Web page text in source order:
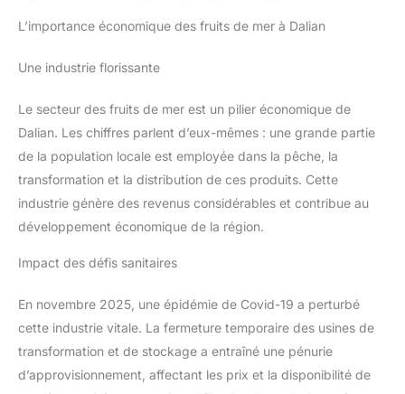
L’importance économique des fruits de mer à Dalian
Une industrie florissante
Le secteur des fruits de mer est un pilier économique de
Dalian. Les chiffres parlent d’eux-mêmes : une grande partie
de la population locale est employée dans la pêche, la
transformation et la distribution de ces produits. Cette
industrie génère des revenus considérables et contribue au
développement économique de la région.
Impact des défis sanitaires
En novembre 2025, une épidémie de Covid-19 a perturbé
cette industrie vitale. La fermeture temporaire des usines de
transformation et de stockage a entraîné une pénurie
d’approvisionnement, affectant les prix et la disponibilité de